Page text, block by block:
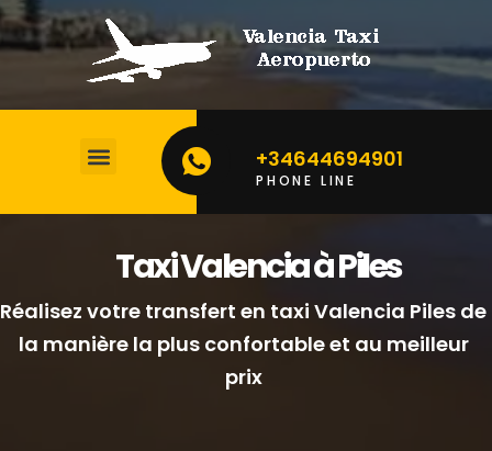
+34644694901
PHONE LINE
Taxi Valencia à Piles
Réalisez votre transfert en taxi Valencia Piles de
la manière la plus confortable et au meilleur
prix